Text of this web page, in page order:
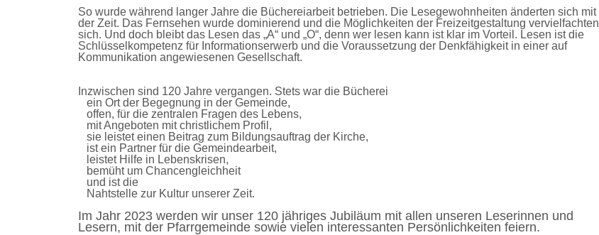
So wurde während langer Jahre die Büchereiarbeit betrieben. Die Lesegewohnheiten änderten sich mit
der Zeit. Das Fernsehen wurde dominierend und die Möglichkeiten der Freizeitgestaltung vervielfachten
sich. Und doch bleibt das Lesen das „A“ und „O“, denn wer lesen kann ist klar im Vorteil. Lesen ist die
Schlüsselkompetenz für Informationserwerb und die Voraussetzung der Denkfähigkeit in einer auf
Kommunikation angewiesenen Gesellschaft.
Inzwischen sind 120Jahre vergangen. Stets war die Bücherei
ein Ort der Begegnung in der Gemeinde,
offen, für die zentralen Fragen des Lebens,
mit Angeboten mit christlichem Profil,
sie leistet einen Beitrag zum Bildungsauftrag der Kirche,
ist ein Partner für die Gemeindearbeit,
leistet Hilfe in Lebenskrisen,
bemüht um Chancengleichheit
und ist die
Nahtstelle zur Kultur unserer Zeit.
Im Jahr 2023 werden wir unser 120 jähriges Jubiläum mit allen unseren Leserinnen und
Lesern, mit der Pfarrgemeinde sowie vielen interessanten Persönlichkeiten feiern.